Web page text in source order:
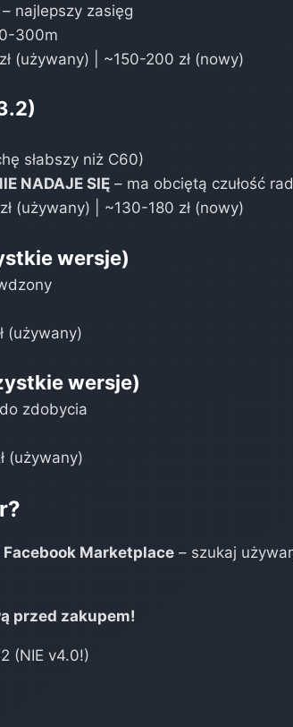
– najlepszy zasięg
300m
(używany) | ~150-200 zł (nowy)
słabszy niż C60)
NADAJE SIĘ – ma obciętą czułość
(używany) | ~130-180 zł (nowy)
wersje)
(używany)
wersje)
zdobycia
(używany)
Marketplace– szukaj
przed zakupem!
(NIE v4.0!)